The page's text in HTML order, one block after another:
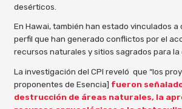
desérticos.
En Hawai, también han estado vinculados a
perfil que han generado conflictos por el
recursos naturales y sitios sagrados para
La investigación del CPI reveló que “los
proponentes de Esencia] fueron
destrucción de áreas naturales, la